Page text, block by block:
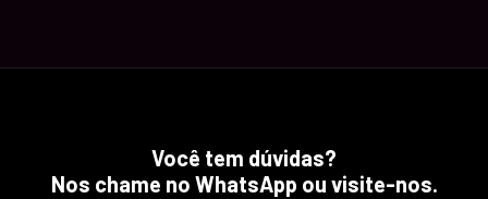
Você tem dúvidas?
Nos chame no WhatsApp ou visite-nos.